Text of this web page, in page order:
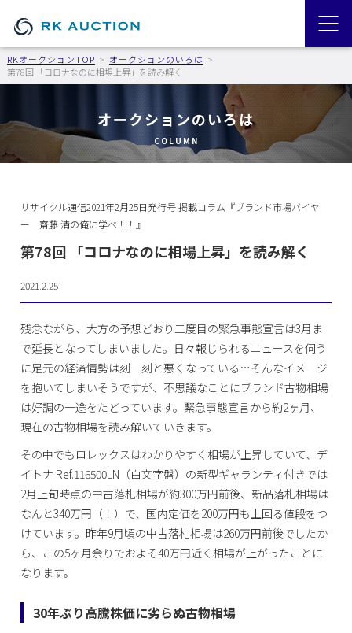
RKオークションTOP
オークションのいろは
第78回 「コロナなのに相場上昇」を読み解く
オークションのいろは
COLUMN
リサイクル通信2021年2月25日発行号 掲載コラム『ブランド市場バイヤ
ー 齋藤 清の俺に学べ！！』
第78回 「コロナなのに相場上昇」を読み解く
2021.2.25
残念ながら、大方の予想どおり二度目の緊急事態宣言は3月ま
で延長となってしまいました。日々報じられるニュースを伺う
に足元の経済情勢は刻一刻と悪くなっている…そんなイメージ
を抱いてしまいそうですが、不思議なことにブランド古物相場
は好調の一途をたどっています。緊急事態宣言から約2ヶ月、
現在の古物相場を読み解いていきます。
その中でもロレックスはわかりやすく相場が上昇していて、デ
イトナ Ref.116500LN（白文字盤）の新型ギャランティ付きでは
2月上旬時点の中古落札相場が約300万円前後、新品落札相場は
なんと340万円（！）で、国内定価を200万円も上回る値段をつ
けています。昨年9月頃の中古落札相場は260万円前後でしたか
ら、この5ヶ月余りでおよそ40万円近く相場が上がったことに
なります。
30年ぶり高騰株価に劣らぬ古物相場